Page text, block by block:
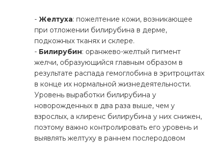
- Желтуха: пожелтение кожи, возникающее
при отложении билирубина в дерме,
подкожных тканях и склере.
- Билирубин: оранжево-желтый пигмент
желчи, образующийся главным образом в
результате распада гемоглобина в эритроцитах
в конце их нормальной жизнедеятельности.
Уровень выработки билирубина у
новорожденных в два раза выше, чем у
взрослых, а клиренс билирубина у них снижен,
поэтому важно контролировать его уровень и
выявлять желтуху в раннем послеродовом